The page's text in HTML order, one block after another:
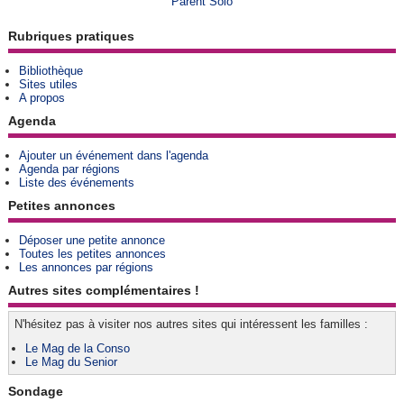
Rubriques pratiques
Bibliothèque
Sites utiles
A propos
Agenda
Ajouter un événement dans l'agenda
Agenda par régions
Liste des événements
Petites annonces
Déposer une petite annonce
Toutes les petites annonces
Les annonces par régions
Autres sites complémentaires !
N'hésitez pas à visiter nos autres sites qui intéressent les familles :
Le Mag de la Conso
Le Mag du Senior
Sondage